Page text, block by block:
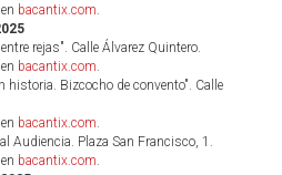
bacantix.com.
rejas". Calle Álvarez Quintero.
bacantix.com.
historia. Bizcocho de convento". Calle
bacantix.com.
Audiencia. Plaza San Francisco, 1.
bacantix.com.